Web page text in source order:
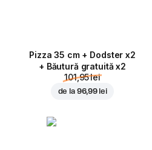
Pizza 35 cm + Dodster x2
+ Băutură gratuită x2
101,95 lei
de la 96,99 lei